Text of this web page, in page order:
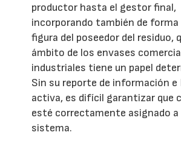
productor hasta el gestor final,
incorporando también de forma
figura del poseedor del residuo,
ámbito de los envases
industriales tiene un papel
Sin su reporte de información
activa, es difícil garantizar que
esté correctamente asignado a
sistema.